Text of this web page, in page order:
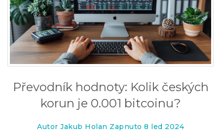
Převodník hodnoty: Kolik českých
korun je 0.001 bitcoinu?
Autor Jakub Holan Zapnuto 8 led 2024